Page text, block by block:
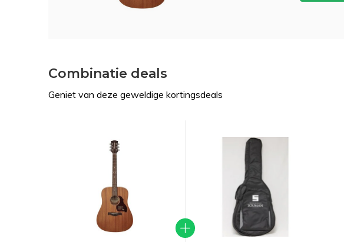
Combinatie deals
Geniet van deze geweldige kortingsdeals